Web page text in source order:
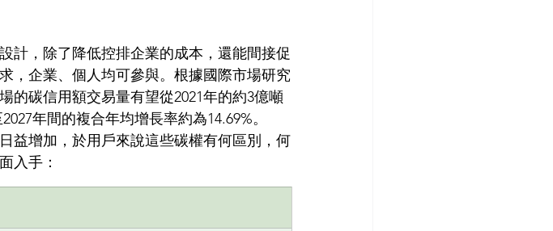
計，除了降低控排企業的成本，還能間接促
，企業、個人均可參與。根據國際市場研究
的碳信用額交易量有望從2021年的約3億噸
年間的複合年均增長率約為14.69%。
益增加，於用戶來說這些碳權有何區別，何
入手：